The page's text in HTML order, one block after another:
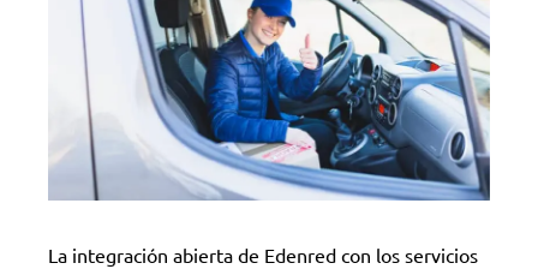
La integración abierta de Edenred con los servicios